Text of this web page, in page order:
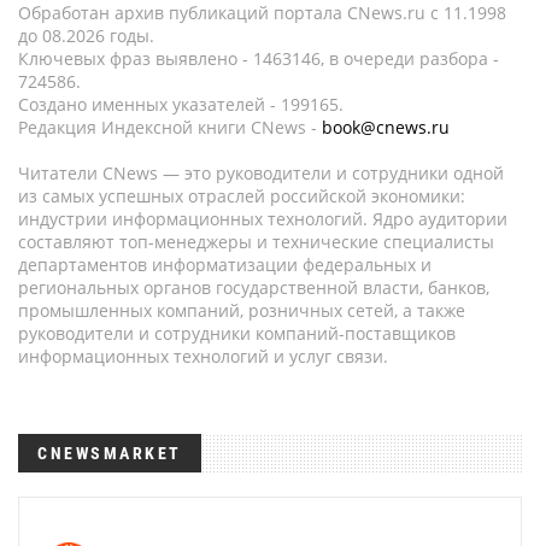
Обработан архив публикаций портала CNews.ru c 11.1998
до 08.2026 годы.
Ключевых фраз выявлено - 1463146, в очереди разбора -
724586.
Создано именных указателей - 199165.
Редакция Индексной книги CNews - book@cnews.ru
Читатели CNews — это руководители и сотрудники одной
из самых успешных отраслей российской экономики:
индустрии информационных технологий. Ядро аудитории
составляют топ-менеджеры и технические специалисты
департаментов информатизации федеральных и
региональных органов государственной власти, банков,
промышленных компаний, розничных сетей, а также
руководители и сотрудники компаний-поставщиков
информационных технологий и услуг связи.
CNEWSMARKET